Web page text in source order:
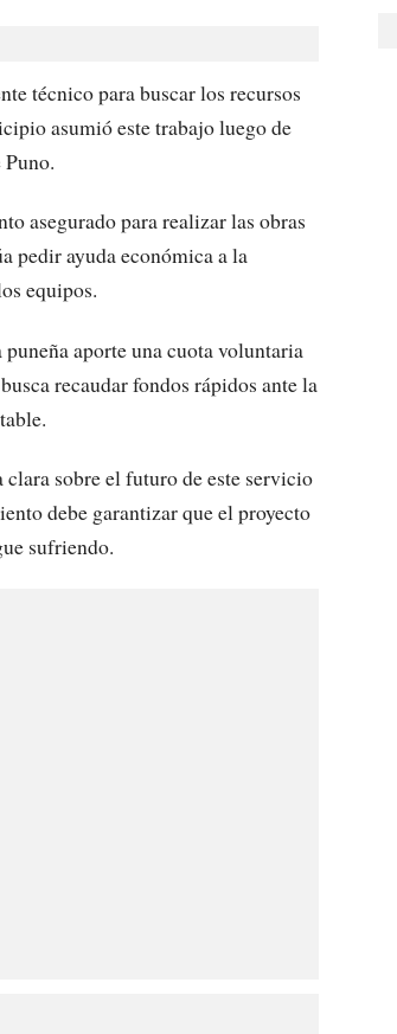
técnico para buscar los recursos
asumió este trabajo luego de
asegurado para realizar las obras
pedir ayuda económica a la
equipos.
aporte una cuota voluntaria
recaudar fondos rápidos ante la
clara sobre el futuro de este servicio
debe garantizar que el proyecto
sufriendo.